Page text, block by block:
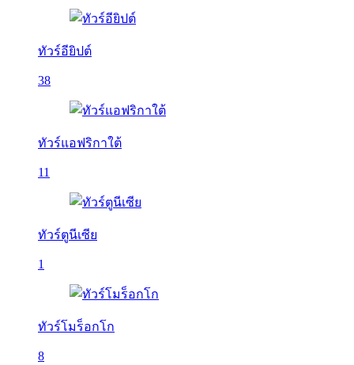
ทัวร์อียิปต์
38
ทัวร์แอฟริกาใต้
11
ทัวร์ตูนีเซีย
1
ทัวร์โมร็อกโก
8